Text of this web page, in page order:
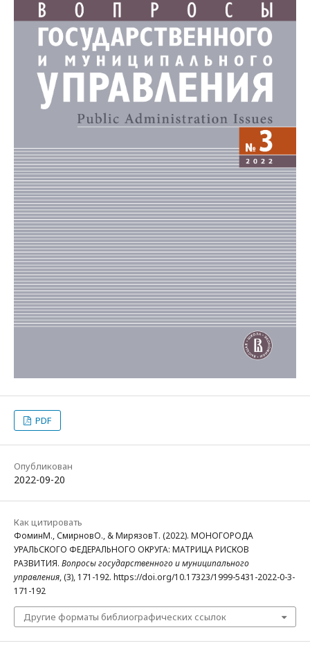
PDF
Опубликован
2022-09-20
Как цитировать
ФоминМ., СмирновО., & МирязовТ. (2022). МОНОГОРОДА
УРАЛЬСКОГО ФЕДЕРАЛЬНОГО ОКРУГА: МАТРИЦА РИСКОВ
РАЗВИТИЯ. Вопросы государственного и муниципального
управления, (3), 171-192. https://doi.org/10.17323/1999-5431-2022-0-3-
171-192
Другие форматы библиографических ссылок